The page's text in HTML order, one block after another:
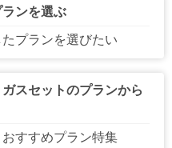
関西電力エリア
沖縄電力エリア
ンを選ぶ
プランを選びたい
スセットのプランから
すすめプラン特集